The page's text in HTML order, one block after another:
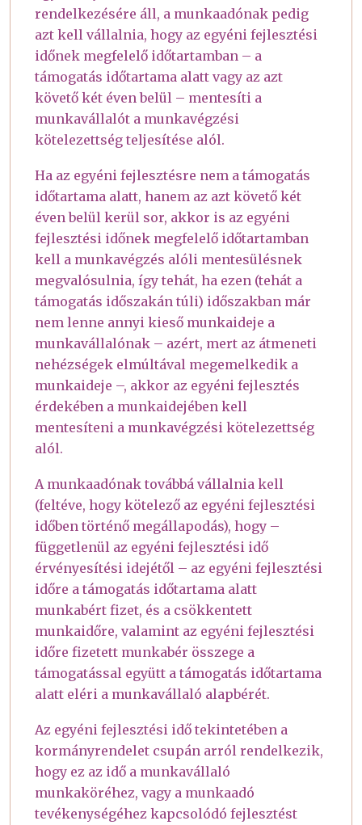
rendelkezésére áll, a munkaadónak pedig
azt kell vállalnia, hogy az egyéni fejlesztési
időnek megfelelő időtartamban – a
támogatás időtartama alatt vagy az azt
követő két éven belül – mentesíti a
munkavállalót a munkavégzési
kötelezettség teljesítése alól.
Ha az egyéni fejlesztésre nem a támogatás
időtartama alatt, hanem az azt követő két
éven belül kerül sor, akkor is az egyéni
fejlesztési időnek megfelelő időtartamban
kell a munkavégzés alóli mentesülésnek
megvalósulnia, így tehát, ha ezen (tehát a
támogatás időszakán túli) időszakban már
nem lenne annyi kieső munkaideje a
munkavállalónak – azért, mert az átmeneti
nehézségek elmúltával megemelkedik a
munkaideje –, akkor az egyéni fejlesztés
érdekében a munkaidejében kell
mentesíteni a munkavégzési kötelezettség
alól.
A munkaadónak továbbá vállalnia kell
(feltéve, hogy kötelező az egyéni fejlesztési
időben történő megállapodás), hogy –
függetlenül az egyéni fejlesztési idő
érvényesítési idejétől – az egyéni fejlesztési
időre a támogatás időtartama alatt
munkabért fizet, és a csökkentett
munkaidőre, valamint az egyéni fejlesztési
időre fizetett munkabér összege a
támogatással együtt a támogatás időtartama
alatt eléri a munkavállaló alapbérét.
Az egyéni fejlesztési idő tekintetében a
kormányrendelet csupán arról rendelkezik,
hogy ez az idő a munkavállaló
munkaköréhez, vagy a munkaadó
tevékenységéhez kapcsolódó fejlesztést